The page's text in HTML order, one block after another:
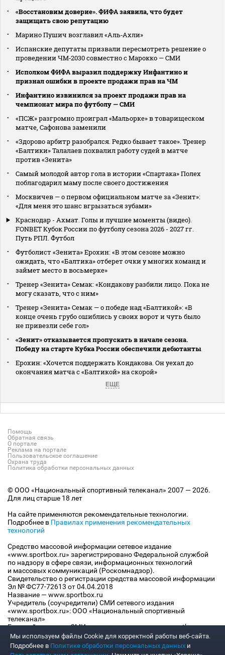
«Восстановим доверие». ФИФА заявила, что будет
защищать свою репутацию
Марино Пушич возглавил «Аль‑Ахли»
Испанские депутаты призвали пересмотреть решение о
проведении ЧМ‑2030 совместно с Марокко — СМИ
Исполком ФИФА выразил поддержку Инфантино и
признал ошибки в проекте продажи прав на ЧМ
Инфантино извинился за проект продажи прав на
чемпионат мира по футболу — СМИ
«ПСЖ» разгромно проиграл «Мальорке» в товарищеском
матче, Сафонова заменили
«Здорово арбитр разобрался. Редко бывает такое». Тренер
«Балтики» Талалаев похвалил работу судей в матче
против «Зенита»
Самый молодой автор гола в истории «Спартака» Полех
поблагодарил маму после своего достижения
Москвичев — о первом официальном матче за «Зенит»:
«Для меня это шанс вгрызаться зубами»
Краснодар - Ахмат. Голы и лучшие моменты (видео).
FONBET Кубок России по футболу сезона 2026 - 2027 гг.
Путь РПЛ. Футбол
Футболист «Зенита» Ерохин: «В этом сезоне можно
ожидать, что «Балтика» отберет очки у многих команд и
займет место в восьмерке»
Тренер «Зенита» Семак: «Кондакову разбили лицо. Пока не
могу сказать, что с ним»
Тренер «Зенита» Семак — о победе над «Балтикой»: «В
конце очень грубо ошиблись у своих ворот и чуть было
не привезли себе гол»
«Зенит» отказывается пропускать в начале сезона.
Победу на старте Кубка России обеспечили дебютанты
Ерохин: «Хочется поддержать Кондакова. Он уехал до
окончания матча с «Балтикой» на скорой»
ЕЩЕ
Помощь
Обратная связь
О портале
Реклама на портале
Пользовательское соглашение
Охрана труда
Политика обработки персональных данных
© ООО «Национальный спортивный телеканал» 2007 — 2026.
Для лиц старше 18 лет
На сайте применяются рекомендательные технологии.
Подробнее в Правилах применения рекомендательных
технологий
Средство массовой информации сетевое издание
«www.sportbox.ru» зарегистрировано Федеральной службой
по надзору в сфере связи, информационных технологий
и массовых коммуникаций (Роскомнадзор).
Свидетельство о регистрации средства массовой информации
Эл № ФС77-72613 от 04.04.2018
Название — www.sportbox.ru
Учредитель (соучредители) СМИ сетевого издания
«www.sportbox.ru»: ООО «Национальный спортивный
телеканал»
Главный редактор СМИ сетевого издания «www.sportbox.ru»:
Конов В.А.
Номер телефона редакции СМИ сетевого издания
«www.sportbox.ru»: +7 (495) 653 8419
Мы используем файлы Сookie для корректной работы веб-сайта.
Подробнее в Политике обработки персональных данных и